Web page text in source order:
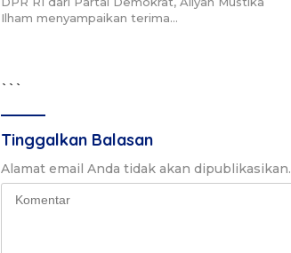
Ilham menyampaikan terima…
```
Tinggalkan Balasan
Alamat email Anda tidak akan dipublikasikan.